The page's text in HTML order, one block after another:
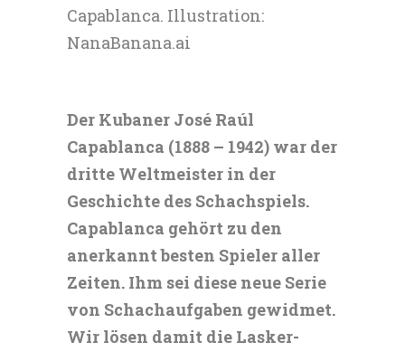
Capablanca. Illustration:
NanaBanana.ai
Der Kubaner José Raúl
Capablanca (1888 – 1942) war der
dritte Weltmeister in der
Geschichte des Schachspiels.
Capablanca gehört zu den
anerkannt besten Spieler aller
Zeiten. Ihm sei diese neue Serie
von Schachaufgaben gewidmet.
Wir lösen damit die Lasker-